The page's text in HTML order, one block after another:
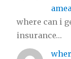
where can i
insurance…